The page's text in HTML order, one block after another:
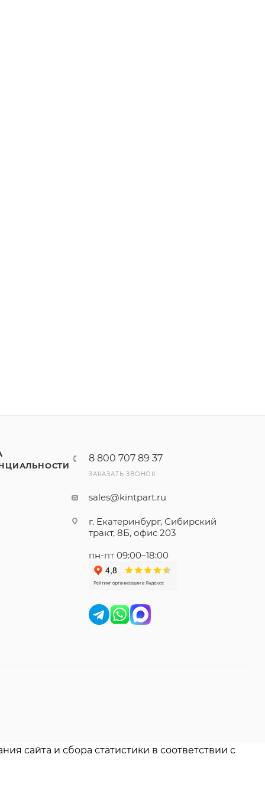
8 800 707 89 37
ЗАКАЗАТЬ ЗВОНОК
sales@kintpart.ru
г. Екатеринбург, Сибирский
тракт, 8Б, офис 203
пн-пт 09:00–18:00
сайта и сбора статистики в соответствии с